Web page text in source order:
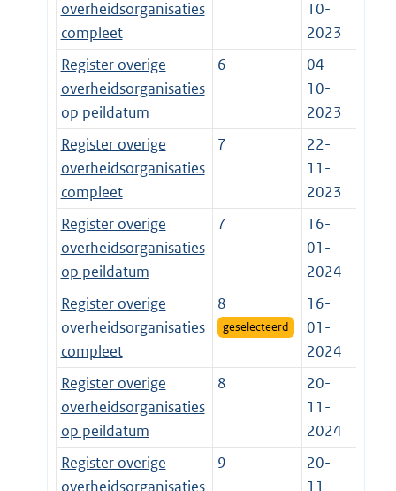
overheidsorganisaties
compleet
10-
2023
Register overige
overheidsorganisaties
op peildatum
6
04-
10-
2023
Register overige
overheidsorganisaties
compleet
7
22-
11-
2023
Register overige
overheidsorganisaties
op peildatum
7
16-
01-
2024
Register overige
overheidsorganisaties
compleet
8
geselecteerd
16-
01-
2024
Register overige
overheidsorganisaties
op peildatum
8
20-
11-
2024
Register overige
overheidsorganisaties
9
20-
11-